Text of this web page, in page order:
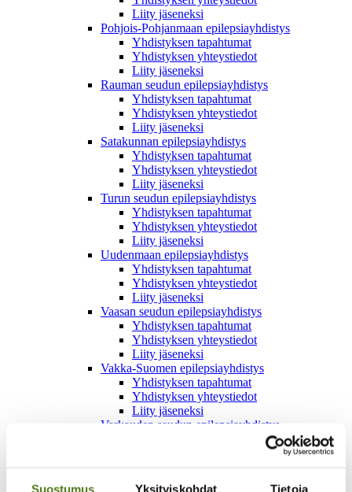
Suostumus Yksityiskohdat Tietoja
Liity jäseneksi
Pohjois-Pohjanmaan epilepsiayhdistys
Yhdistyksen tapahtumat
Yhdistyksen yhteystiedot
Liity jäseneksi
Rauman seudun epilepsiayhdistys
Yhdistyksen tapahtumat
Yhdistyksen yhteystiedot
Liity jäseneksi
Satakunnan epilepsiayhdistys
Yhdistyksen tapahtumat
Yhdistyksen yhteystiedot
Liity jäseneksi
Turun seudun epilepsiayhdistys
Yhdistyksen tapahtumat
Yhdistyksen yhteystiedot
Liity jäseneksi
Uudenmaan epilepsiayhdistys
Yhdistyksen tapahtumat
Yhdistyksen yhteystiedot
Liity jäseneksi
Vaasan seudun epilepsiayhdistys
Yhdistyksen tapahtumat
Yhdistyksen yhteystiedot
Liity jäseneksi
Vakka-Suomen epilepsiayhdistys
Yhdistyksen tapahtumat
Yhdistyksen yhteystiedot
Liity jäseneksi
Varkauden seudun epilepsiayhdistys
Epilepsialiitto
Arvot ja strategia